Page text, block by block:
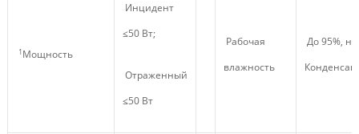
1 Мощность
Инцидент
≤50 Вт;
Отраженный
≤50 Вт
Рабочая
влажность
До 95%,